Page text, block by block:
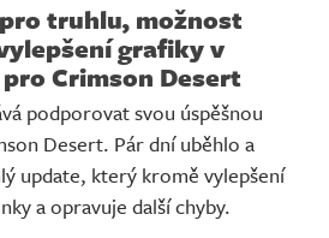
truhlu, možnost
grafiky v
Crimson Desert
podporovat svou úspěšnou
Desert. Pár dní uběhlo a
update, který kromě vylepšení
a opravuje další chyby.